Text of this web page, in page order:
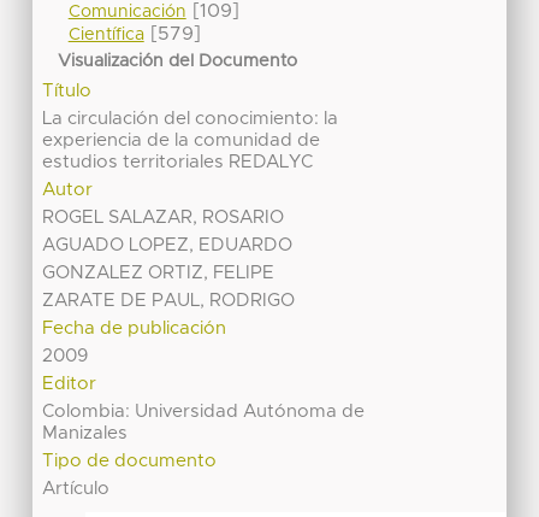
Comunicación [109]
Científica[579]
Visualización del Documento
Título
La circulación del conocimiento: la
experiencia de la comunidad de
estudios territoriales REDALYC
Autor
ROGEL SALAZAR, ROSARIO
AGUADO LOPEZ, EDUARDO
GONZALEZ ORTIZ, FELIPE
ZARATE DE PAUL, RODRIGO
Fecha de publicación
2009
Editor
Colombia: Universidad Autónoma de
Manizales
Tipo de documento
Artículo